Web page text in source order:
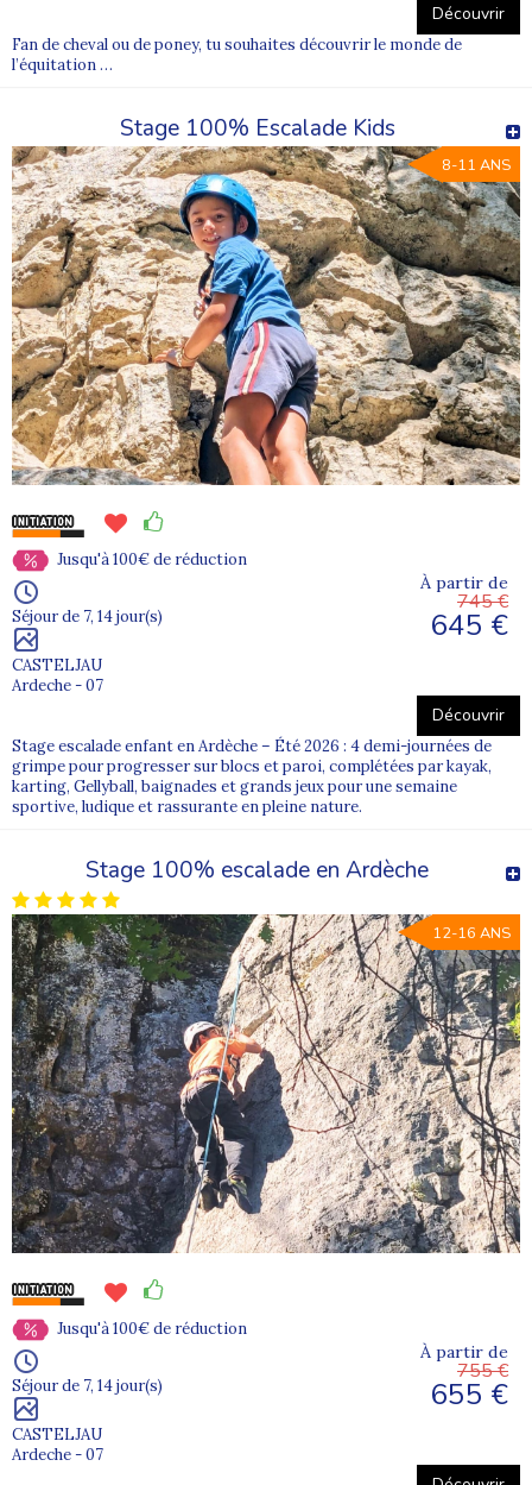
Découvrir
Fan de cheval ou de poney, tu souhaites découvrir le monde de
l’équitation …
Stage 100% Escalade Kids
8-11 ANS
Jusqu'à 100€ de réduction
Séjour de 7, 14 jour(s)
CASTELJAU
Ardeche - 07
À partir de
745 €
645 €
Découvrir
Stage escalade enfant en Ardèche – Été 2026 : 4 demi-journées de
grimpe pour progresser sur blocs et paroi, complétées par kayak,
karting, Gellyball, baignades et grands jeux pour une semaine
sportive, ludique et rassurante en pleine nature.
Stage 100% escalade en Ardèche
12-16 ANS
Jusqu'à 100€ de réduction
Séjour de 7, 14 jour(s)
CASTELJAU
Ardeche - 07
À partir de
755 €
655 €